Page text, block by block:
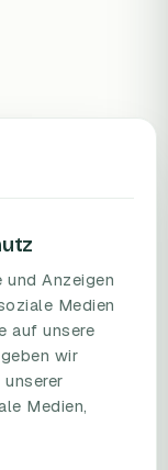
und Anzeigen
Medien
auf unsere
wir
Medien,